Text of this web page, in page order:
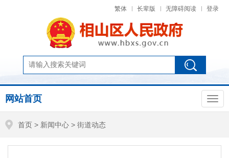
繁体 长辈版 无障碍阅读 登录
网站首页
首页 > 新闻中心 > 街道动态